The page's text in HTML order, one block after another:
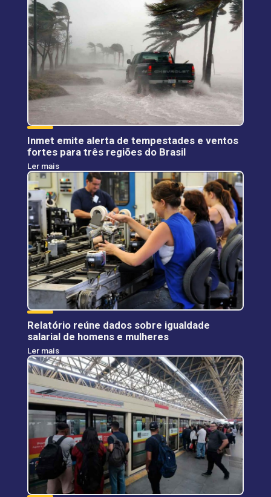
Inmet emite alerta de tempestades e ventos
fortes para três regiões do Brasil
Ler mais
Relatório reúne dados sobre igualdade
salarial de homens e mulheres
Ler mais